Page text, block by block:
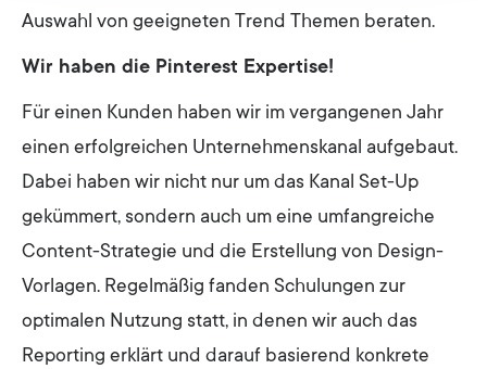
Auswahl von geeigneten Trend Themen beraten.
Wir haben die Pinterest Expertise!
Für einen Kunden haben wir im vergangenen Jahr
einen erfolgreichen Unternehmenskanal aufgebaut.
Dabei haben wir nicht nur um das Kanal Set-Up
gekümmert, sondern auch um eine umfangreiche
Content-Strategie und die Erstellung von Design-
Vorlagen. Regelmäßig fanden Schulungen zur
optimalen Nutzung statt, in denen wir auch das
Reporting erklärt und darauf basierend konkrete